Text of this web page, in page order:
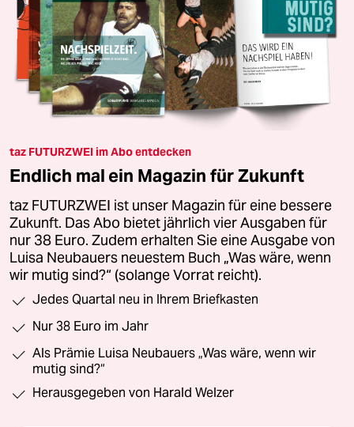
taz FUTURZWEI im Abo entdecken
Endlich mal ein Magazin für Zukunft
taz FUTURZWEI ist unser Magazin für eine bessere
Zukunft. Das Abo bietet jährlich vier Ausgaben für
nur 38 Euro. Zudem erhalten Sie eine Ausgabe von
Luisa Neubauers neuestem Buch „Was wäre, wenn
wir mutig sind?“ (solange Vorrat reicht).
Jedes Quartal neu in Ihrem Briefkasten
Nur 38 Euro im Jahr
Als Prämie Luisa Neubauers „Was wäre, wenn wir
mutig sind?“
Herausgegeben von Harald Welzer